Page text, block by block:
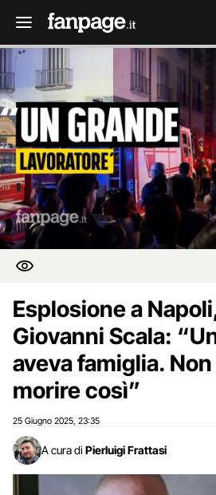
Esplosione a
Giovanni Scala:
aveva famiglia.
morire così”
25 Giugno 2025 23:35
A cura di Pierluigi Frattasi